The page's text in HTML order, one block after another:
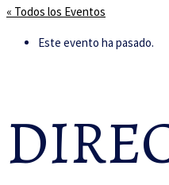
« Todos los Eventos
Este evento ha pasado.